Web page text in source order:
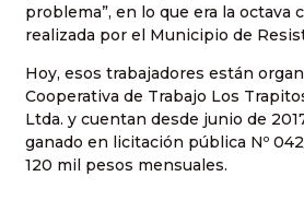
problema”, en lo que era la octava
realizada por el Municipio de
Hoy, esos trabajadores están
Cooperativa de Trabajo Los
Ltda. y cuentan desde junio de
ganado en licitación pública Nº
120 mil pesos mensuales.